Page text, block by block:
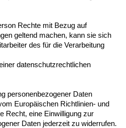
Rechte mit Bezug auf
geltend machen, kann sie sich
des für die Verarbeitung
datenschutzrechtlichen
personenbezogener Daten
Europäischen Richtlinien- und
Recht, eine Einwilligung zur
Daten jederzeit zu widerrufen.